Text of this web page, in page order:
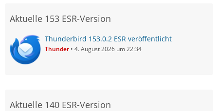
Aktuelle 153 ESR-Version
Thunderbird 153.0.2 ESR veröffentlicht
Thunder 4. August 2026 um 22:34
Aktuelle 140 ESR-Version